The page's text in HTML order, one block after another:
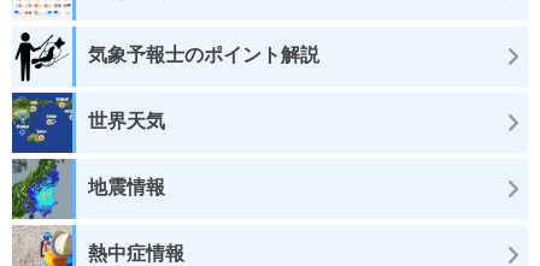
気象予報士のポイント解説
世界天気
地震情報
熱中症情報